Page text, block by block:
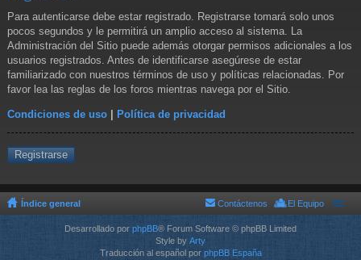
Para autenticarse debe estar registrado. Registrarse tomará solo unos
pocos segundos y le permitirá un amplio acceso al sistema. La
Administración del Sitio puede además otorgar permisos adicionales a los
usuarios registrados. Antes de identificarse asegúrese de estar
familiarizado con nuestros términos de uso y políticas relacionadas. Por
favor lea las reglas de los foros mientras navega por el Sitio.
Condiciones de uso | Política de privacidad
Registrarse
Índice general El Equipo
Contáctenos
Desarrollado por phpBB® Forum Software © phpBB Limited
Style by Arty
Traducción al español por phpBB España